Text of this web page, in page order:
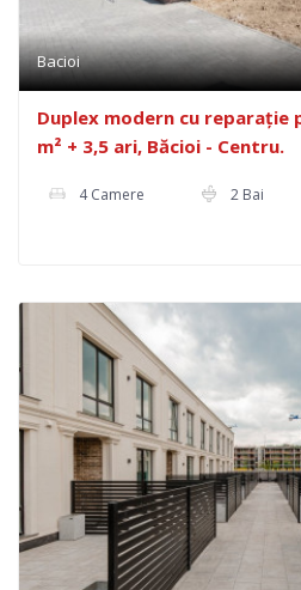
Bacioi
Duplex modern cu reparație
m² + 3,5 ari, Băcioi - Centru.
4 Camere 2 Bai